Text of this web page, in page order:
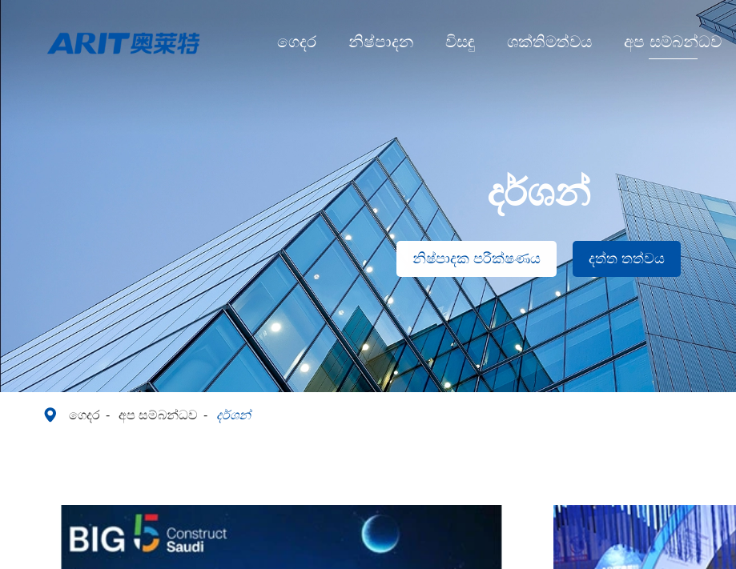
ගෙදර නිෂ්පාදන විසඳු ශක්තිමත්වය අප සම්බන්ධව
දර්ශන්
නිෂ්පාදක පරීක්ෂණය දත්ත තත්වය
 ගෙදර අප සම්බන්ධව දර්ශන්